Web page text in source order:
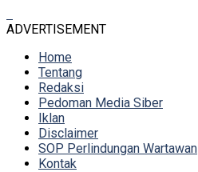
ADVERTISEMENT
Home
Tentang
Redaksi
Pedoman Media Siber
Iklan
Disclaimer
SOP Perlindungan Wartawan
Kontak